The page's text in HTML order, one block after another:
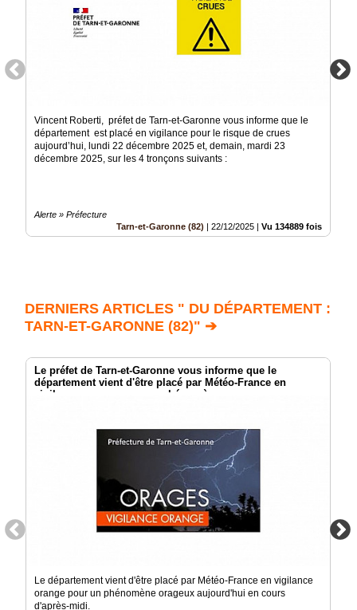
Vincent Roberti, préfet de Tarn-et-Garonne vous informe que le
département est placé en vigilance pour le risque de crues
aujourd’hui, lundi 22 décembre 2025 et, demain, mardi 23
décembre 2025, sur les 4 tronçons suivants :
Alerte » Préfecture
Tarn-et-Garonne (82) | 22/12/2025 | Vu 134889 fois
DERNIERS ARTICLES " DU DÉPARTEMENT :
TARN-ET-GARONNE (82)" ➔
Le préfet de Tarn-et-Garonne vous informe que le
département vient d'être placé par Météo-France en
vigilance orange pour un phénomène orageux
Le département vient d'être placé par Météo-France en vigilance
orange pour un phénomène orageux aujourd'hui en cours
d'après-midi.